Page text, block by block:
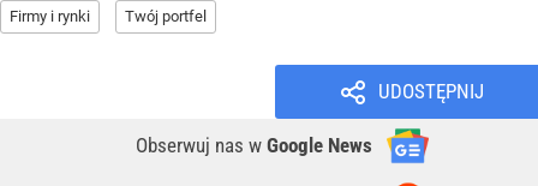
Firmy i rynki Twój portfel
UDOSTĘPNIJ
Obserwuj nas w Google News